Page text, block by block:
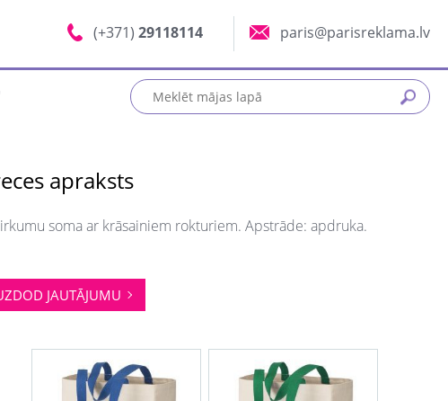
(+371) 29118114 paris@parisreklama.lv
apraksts
soma ar krāsainiem rokturiem. Apstrāde: apdruka.
JAUTĀJUMU